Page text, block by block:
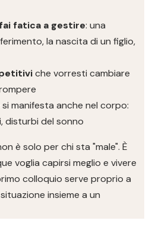
fatica a gestire: una
la nascita di un figlio,
che vorresti cambiare
manifesta anche nel corpo:
disturbi del sonno
è solo per chi sta "male". È
voglia capirsi meglio e vivere
colloquio serve proprio a
insieme a un